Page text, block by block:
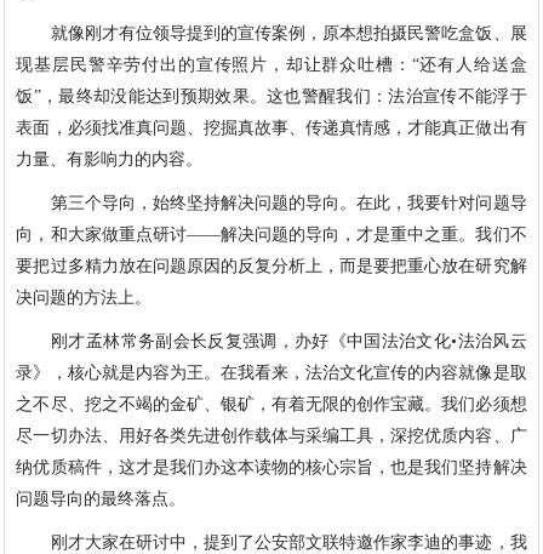
就像刚才有位领导提到的宣传案例，原本想拍摄民警吃盒饭、展
现基层民警辛劳付出的宣传照片，却让群众吐槽：“还有人给送盒
饭”，最终却没能达到预期效果。这也警醒我们：法治宣传不能浮于
表面，必须找准真问题、挖掘真故事、传递真情感，才能真正做出有
力量、有影响力的内容。
第三个导向，始终坚持解决问题的导向。在此，我要针对问题导
向，和大家做重点研讨——解决问题的导向，才是重中之重。我们不
要把过多精力放在问题原因的反复分析上，而是要把重心放在研究解
决问题的方法上。
刚才孟林常务副会长反复强调，办好《中国法治文化•法治风云
录》，核心就是内容为王。在我看来，法治文化宣传的内容就像是取
之不尽、挖之不竭的金矿、银矿，有着无限的创作宝藏。我们必须想
尽一切办法、用好各类先进创作载体与采编工具，深挖优质内容、广
纳优质稿件，这才是我们办这本读物的核心宗旨，也是我们坚持解决
问题导向的最终落点。
刚才大家在研讨中，提到了公安部文联特邀作家李迪的事迹，我